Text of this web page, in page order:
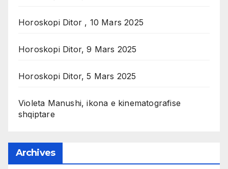
Horoskopi Ditor , 10 Mars 2025
Horoskopi Ditor, 9 Mars 2025
Horoskopi Ditor, 5 Mars 2025
Violeta Manushi, ikona e kinematografise
shqiptare
Archives